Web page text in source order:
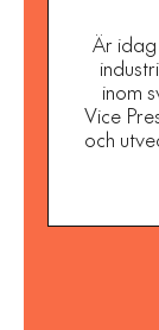
Är idag
inom
Vice
och